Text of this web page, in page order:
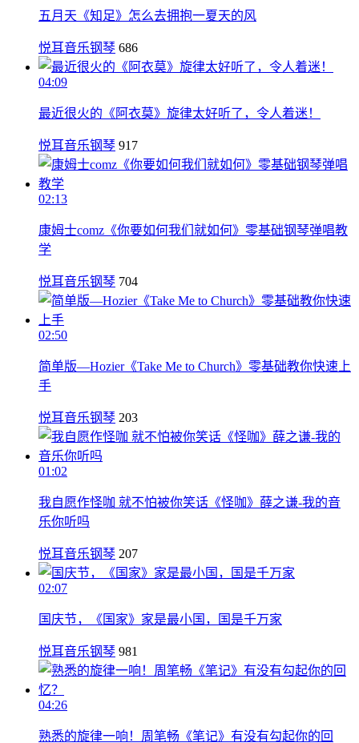
五月天《知足》怎么去拥抱一夏天的风
悦耳音乐钢琴 686
04:09
最近很火的《阿衣莫》旋律太好听了，令人着迷！
悦耳音乐钢琴 917
02:13
康姆士comz《你要如何我们就如何》零基础钢琴弹唱教
学
悦耳音乐钢琴 704
02:50
简单版—Hozier《Take Me to Church》零基础教你快速上
手
悦耳音乐钢琴 203
01:02
我自愿作怪咖 就不怕被你笑话《怪咖》薛之谦-我的音
乐你听吗
悦耳音乐钢琴 207
02:07
国庆节，《国家》家是最小国，国是千万家
悦耳音乐钢琴 981
04:26
熟悉的旋律一响！周笔畅《笔记》有没有勾起你的回